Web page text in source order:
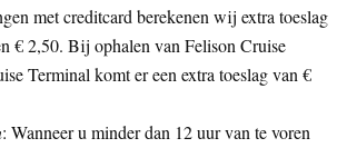
met creditcard berekenen wij extra toeslag
€ 2,50. Bij ophalen van Felison Cruise
Terminal komt er een extra toeslag van €
: Wanneer u minder dan 12 uur van te voren